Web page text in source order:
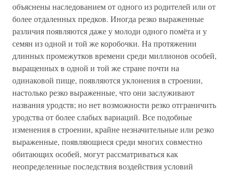
объяснены наследованием от одного из родителей или от
более отдаленных предков. Иногда резко выраженные
различия появляются даже у молоди одного помёта и у
семян из одной и той же коробочки. На протяжении
длинных промежутков времени среди миллионов особей,
выращенных в одной и той же стране почти на
одинаковой пище, появляются уклонения в строении,
настолько резко выраженные, что они заслуживают
названия уродств; но нет возможности резко отграничить
уродства от более слабых вариаций. Все подобные
изменения в строении, крайне незначительные или резко
выраженные, появляющиеся среди многих совместно
обитающих особей, могут рассматриваться как
неопределенные последствия воздействия условий